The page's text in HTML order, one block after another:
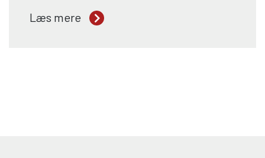
Viden Djurs har fået ny bestyrelse med
Janne Hessellund Lassen som formand.
Læs mere